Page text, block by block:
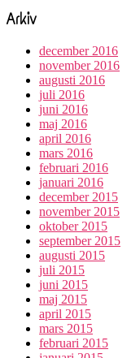
Arkiv
december 2016
november 2016
augusti 2016
juli 2016
juni 2016
maj 2016
april 2016
mars 2016
februari 2016
januari 2016
december 2015
november 2015
oktober 2015
september 2015
augusti 2015
juli 2015
juni 2015
maj 2015
april 2015
mars 2015
februari 2015